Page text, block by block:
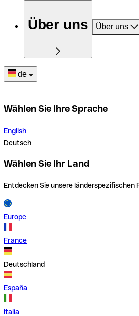
Über uns Über uns
de
Wählen Sie Ihre Sprache
English
Deutsch
Wählen Sie Ihr Land
Entdecken Sie unsere
Europe
France
Deutschland
España
Italia